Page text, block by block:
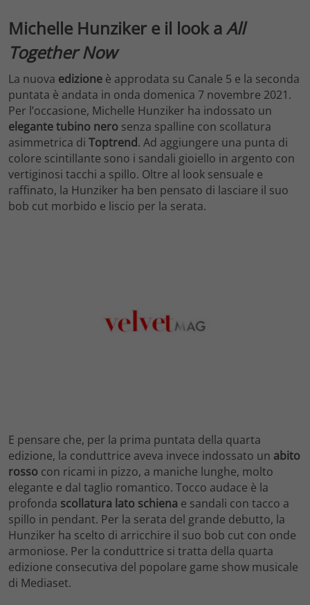
Michelle Hunziker e il look aAll
Together Now
La nuova edizione è approdata su Canale 5 e la seconda
puntata è andata in onda domenica 7 novembre 2021.
Per l’occasione, Michelle Hunziker ha indossato un
elegante tubino nero senza spalline con scollatura
asimmetrica di Toptrend. Ad aggiungere una punta di
colore scintillante sono i sandali gioiello in argento con
vertiginosi tacchi a spillo. Oltre al look sensuale e
raffinato, la Hunziker ha ben pensato di lasciare il suo
bob cut morbido e liscio per la serata.
E pensare che, per la prima puntata della quarta
edizione, la conduttrice aveva invece indossato un abito
rosso con ricami in pizzo, a maniche lunghe, molto
elegante e dal taglio romantico. Tocco audace è la
profonda scollatura lato schiena e sandali con tacco a
spillo in pendant. Per la serata del grande debutto, la
Hunziker ha scelto di arricchire il suo bob cut con onde
armoniose. Per la conduttrice si tratta della quarta
edizione consecutiva del popolare game show musicale
di Mediaset.